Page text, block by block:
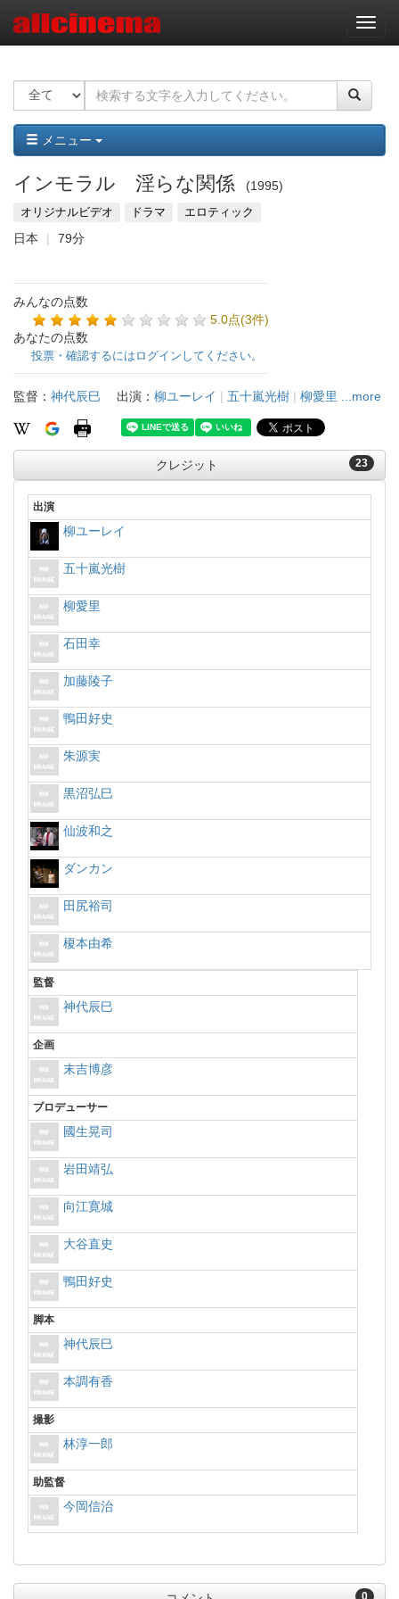
ナ
ビ
ー
ョ
ン
メニュー
インモラル 淫らな関係 1995
オリジナルビデオ ドラマ エロティック
日本 79分
みんなの点数
5.0点(3件)
あなたの点数
投票・確認するにはログインしてください。
監督： 神代辰巳 出演： 柳ユーレイ | 五十嵐光樹 | 柳愛里 ...more
23
クレジット
出演
柳ユーレイ
五十嵐光樹
柳愛里
石田幸
加藤陵子
鴨田好史
朱源実
黒沼弘巳
仙波和之
ダンカン
田尻裕司
榎本由希
監督
神代辰巳
企画
末吉博彦
プロデューサー
國生晃司
岩田靖弘
向江寛城
大谷直史
鴨田好史
脚本
神代辰巳
本調有香
撮影
林淳一郎
助監督
今岡信治
0